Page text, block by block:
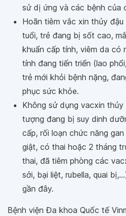
sử dị ứng và các bệnh của
Hoãn tiêm vắc xin thủy
tuổi, trẻ đang bị sốt cao,
khuẩn cấp tính, viêm da có
tính đang tiến triển (lao
trẻ mới khỏi bệnh nặng,
phục sức khỏe.
Không sử dụng vacxin
tượng đang bị suy dinh
cấp, rối loạn chức năng
giật, có thai hoặc 2 tháng
thai, đã tiêm phòng các
sởi, bại liệt, rubella, quai
gần đây.
Bệnh viện Đa khoa Quốc tế